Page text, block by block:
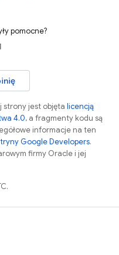
pomocne?
strony jest objęta licencją
4.0, a fragmenty kodu są
informacje na ten
Google Developers.
firmy Oracle i jej